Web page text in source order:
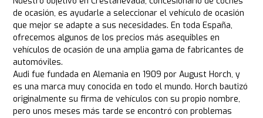
de ocasión, es ayudarle a seleccionar el vehículo de ocasión
que mejor se adapte a sus necesidades. En toda España,
ofrecemos algunos de los precios más asequibles en
vehículos de ocasión de una amplia gama de fabricantes de
automóviles.
Audi fue fundada en Alemania en 1909 por August Horch, y
es una marca muy conocida en todo el mundo. Horch bautizó
originalmente su firma de vehículos con su propio nombre,
pero unos meses más tarde se encontró con problemas